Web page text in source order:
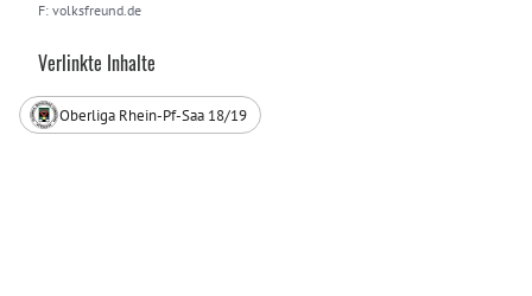
F: volksfreund.de
Verlinkte Inhalte
Oberliga Rhein-Pf-Saa 18/19